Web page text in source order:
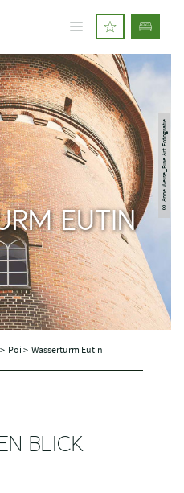
© Anne Weise_Fine Art Fotografie
EUTIN
> Poi > Wasserturm Eutin
BLICK